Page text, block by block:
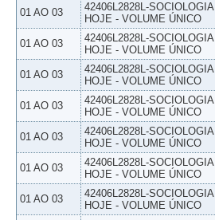
01 AO 03
42406L2828L-SOCIOLOGIA
HOJE - VOLUME ÚNICO
01 AO 03
42406L2828L-SOCIOLOGIA
HOJE - VOLUME ÚNICO
01 AO 03
42406L2828L-SOCIOLOGIA
HOJE - VOLUME ÚNICO
01 AO 03
42406L2828L-SOCIOLOGIA
HOJE - VOLUME ÚNICO
01 AO 03
42406L2828L-SOCIOLOGIA
HOJE - VOLUME ÚNICO
01 AO 03
42406L2828L-SOCIOLOGIA
HOJE - VOLUME ÚNICO
01 AO 03
42406L2828L-SOCIOLOGIA
HOJE - VOLUME ÚNICO